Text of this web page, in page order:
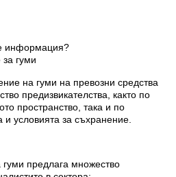
информация?
гуми
на гуми на превозни средства
предизвикателства, както по
пространство, така и по
условията за съхранение.
предлага множество